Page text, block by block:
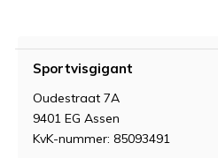
Sportvisgigant
Oudestraat 7A
9401 EG Assen
KvK-nummer: 85093491